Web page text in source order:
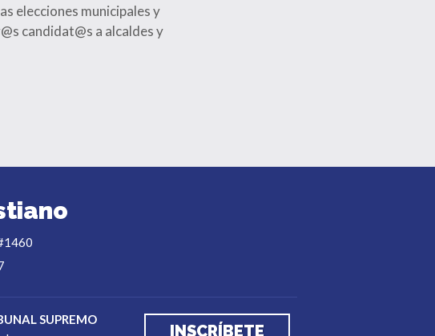
elecciones municipales y
candidat@s a alcaldes y
SUPREMO
INSCRÍBETE